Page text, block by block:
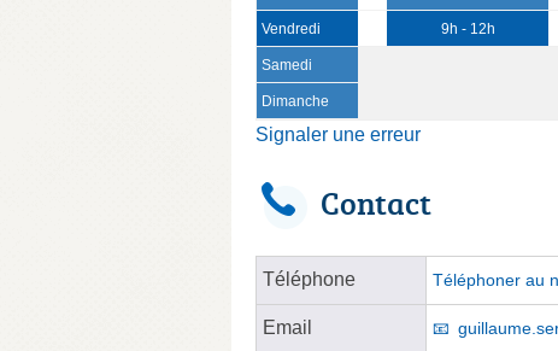
Vendredi 9h - 12h
Samedi
Dimanche
Signaler une erreur
Contact
Téléphone Téléphoner au
Email